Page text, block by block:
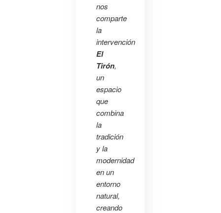
nos
comparte
la
intervención
El
Tirón,
un
espacio
que
combina
la
tradición
y la
modernidad
en un
entorno
natural,
creando